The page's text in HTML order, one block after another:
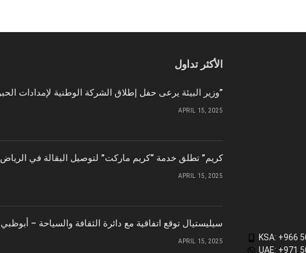
الأكثر تداول
وزير البيئة يرعى حفل إطلاق الشركة الوطنية لإمدادات الحبوب “سابل”
APRIL 15, 2025
“كريم” تطلق خدمة “كريم ماركت” لتوصيل البقالة في الرياض
APRIL 15, 2025
سيليستيال توقع اتفاقية مع دائرة الثقافة والسياحة – أبوظبي
APRIL 15, 2025
KSA: +966
UAE: +971